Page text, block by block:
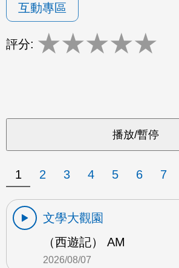
互動專區
評分: ★★★★★
1 2 3 4 5 6 7
文學大觀園
（西遊記） AM
2026/08/07